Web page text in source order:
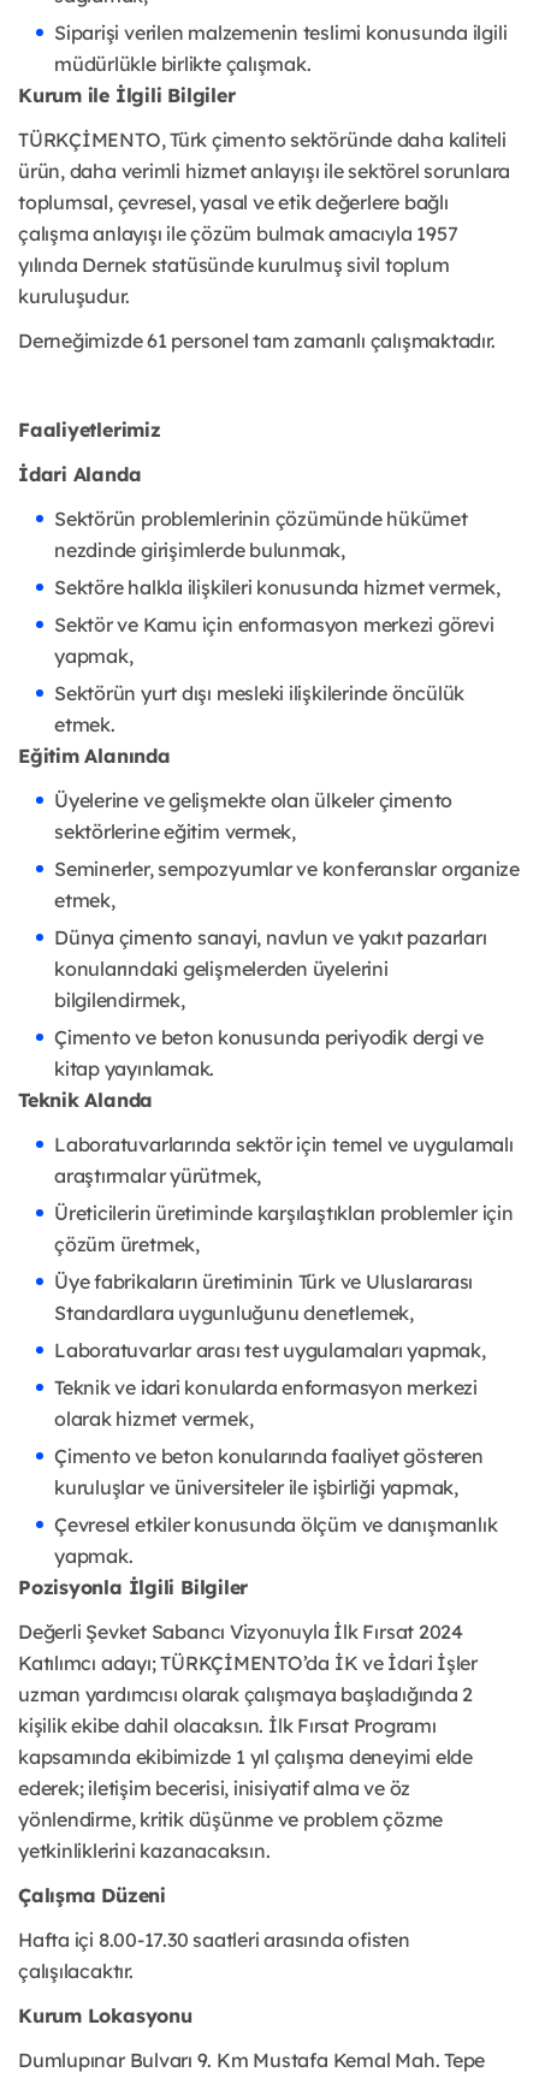
Siparişi verilen malzemenin teslimi konusunda ilgili
müdürlükle birlikte çalışmak.
Kurum ile İlgili Bilgiler
TÜRKÇİMENTO, Türk çimento sektöründe daha kaliteli
ürün, daha verimli hizmet anlayışı ile sektörel sorunlara
toplumsal, çevresel, yasal ve etik değerlere bağlı
çalışma anlayışı ile çözüm bulmak amacıyla 1957
yılında Dernek statüsünde kurulmuş sivil toplum
kuruluşudur.
Derneğimizde 61 personel tam zamanlı çalışmaktadır.
Faaliyetlerimiz
İdari Alanda
Sektörün problemlerinin çözümünde hükümet
nezdinde girişimlerde bulunmak,
Sektöre halkla ilişkileri konusunda hizmet vermek,
Sektör ve Kamu için enformasyon merkezi görevi
yapmak,
Sektörün yurt dışı mesleki ilişkilerinde öncülük
etmek.
Eğitim Alanında
Üyelerine ve gelişmekte olan ülkeler çimento
sektörlerine eğitim vermek,
Seminerler, sempozyumlar ve konferanslar organize
etmek,
Dünya çimento sanayi, navlun ve yakıt pazarları
konularındaki gelişmelerden üyelerini
bilgilendirmek,
Çimento ve beton konusunda periyodik dergi ve
kitap yayınlamak.
Teknik Alanda
Laboratuvarlarında sektör için temel ve uygulamalı
araştırmalar yürütmek,
Üreticilerin üretiminde karşılaştıkları problemler için
çözüm üretmek,
Üye fabrikaların üretiminin Türk ve Uluslararası
Standardlara uygunluğunu denetlemek,
Laboratuvarlar arası test uygulamaları yapmak,
Teknik ve idari konularda enformasyon merkezi
olarak hizmet vermek,
Çimento ve beton konularında faaliyet gösteren
kuruluşlar ve üniversiteler ile işbirliği yapmak,
Çevresel etkiler konusunda ölçüm ve danışmanlık
yapmak.
Pozisyonla İlgili Bilgiler
Değerli Şevket Sabancı Vizyonuyla İlk Fırsat 2024
Katılımcı adayı; TÜRKÇİMENTO’da İK ve İdari İşler
uzman yardımcısı olarak çalışmaya başladığında 2
kişilik ekibe dahil olacaksın. İlk Fırsat Programı
kapsamında ekibimizde 1 yıl çalışma deneyimi elde
ederek; iletişim becerisi, inisiyatif alma ve öz
yönlendirme, kritik düşünme ve problem çözme
yetkinliklerini kazanacaksın.
Çalışma Düzeni
Hafta içi 8.00-17.30 saatleri arasında ofisten
çalışılacaktır.
Kurum Lokasyonu
Dumlupınar Bulvarı 9. Km Mustafa Kemal Mah. Tepe